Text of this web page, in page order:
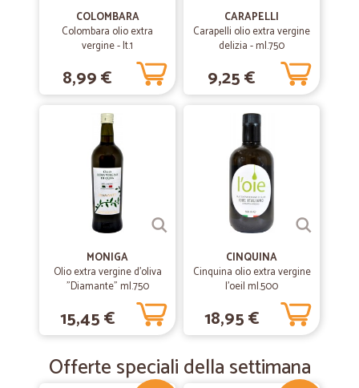
COLOMBARA
Colombara olio extra
vergine - lt.1
8,99 €
CARAPELLI
Carapelli olio extra vergine
delizia - ml.750
9,25 €
MONIGA
Olio extra vergine d'oliva
"Diamante" ml.750
15,45 €
CINQUINA
Cinquina olio extra vergine
l'oeil ml.500
18,95 €
Offerte speciali della settimana